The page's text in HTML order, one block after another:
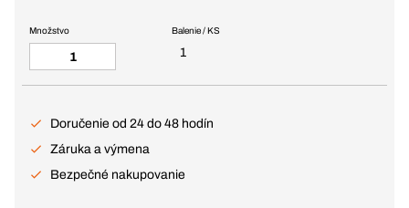
Balenie / KS
1
Množstvo
Doručenie od 24 do 48 hodín
Záruka a výmena
Bezpečné nakupovanie